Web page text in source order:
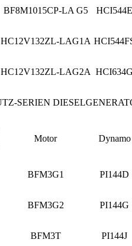
BF8M1015CP-LA G5 HCI544E
HC12V132ZL-LAG1A
HC12V132ZL-LAG2A
SERIEN
Motor Dynamo
BFM3G1 PI144D
BFM3G2 PI144G
BFM3T PI144J